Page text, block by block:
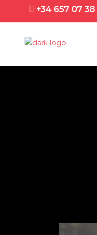
+34 657 07 38